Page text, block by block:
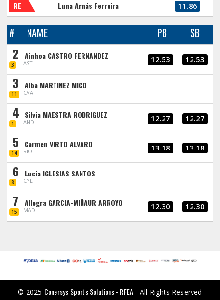
RE Luna Arnás Ferreira 11.86
# NAME PB SB
2
3
Ainhoa CASTRO FERNANDEZ
AST 12.53 12.53
3
11
Alba MARTINEZ MICO
CVA
4
1
Silvia MAESTRA RODRIGUEZ
AND 12.27 12.27
5
14
Carmen VIRTO ALVARO
RIO 13.18 13.18
6
8
Lucía IGLESIAS SANTOS
CYL
7
15
Allegra GARCIA-MIÑAUR ARROYO
MAD 12.30 12.30
© 2025 Conersys Sports Solutions - RFEA - All Rights Reserved